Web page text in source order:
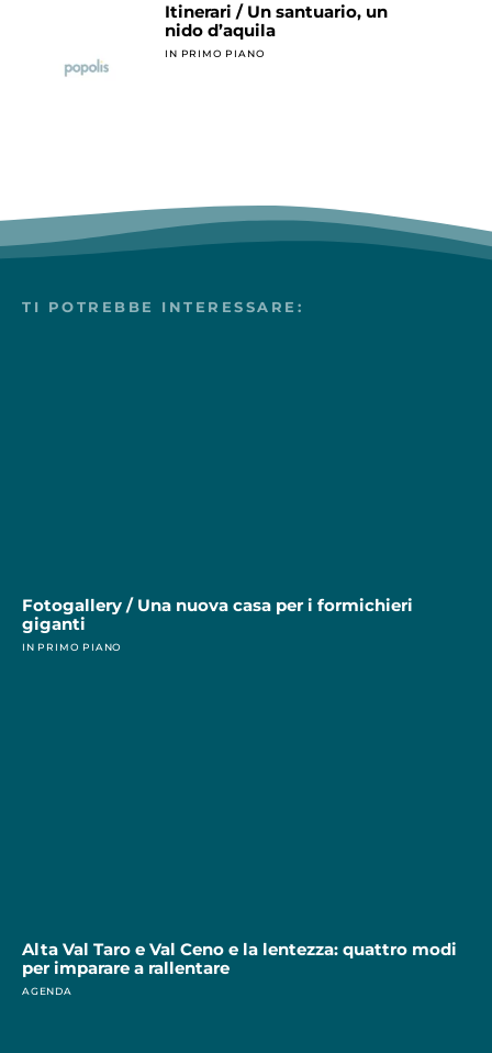
Itinerari / Un santuario, un
nido d’aquila
IN PRIMO PIANO
TI POTREBBE INTERESSARE:
Fotogallery / Una nuova casa per i formichieri
giganti
IN PRIMO PIANO
Alta Val Taro e Val Ceno e la lentezza: quattro modi
per imparare a rallentare
AGENDA